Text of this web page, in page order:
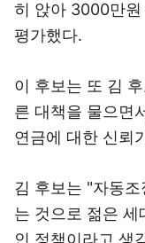
히 앉아 3000만원
평가했다.
이 후보는 또 김
른 대책을 물으면
연금에 대한 신뢰
김 후보는 "자동
는 것으로 젊은 세
인 정책이라고 생